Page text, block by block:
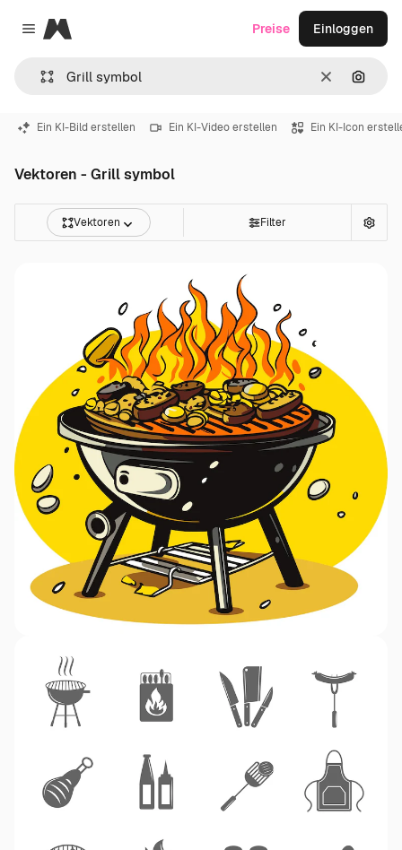
Close menu
Magnific
LöschenNach
Preise Einloggen
Ein KI-Bild erstellen Ein KI-Video erstellen Ein KI-Icon
Vektoren - Grill symbol
Vektoren Filter